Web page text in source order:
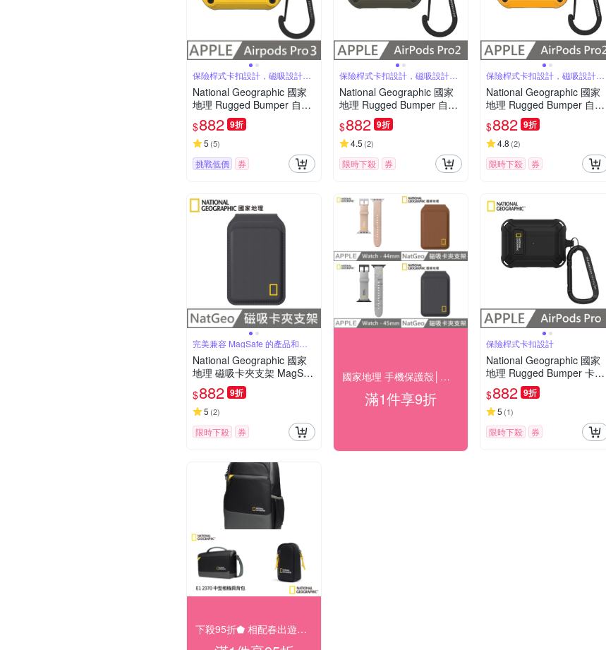
保險桿式卡扣設計，磁吸設計可
自動開蓋
National Geographic 國家
地理 Rugged Bumper 自動
開蓋 耳機保護殼 適用 AirPo
ds Pro 3 - 黃色
$882 9折
5 (5)
挑戰低價 券
保險桿式卡扣設計，磁吸設計可
自動開蓋
National Geographic 國家
地理 Rugged Bumper 自動
開蓋 耳機保護殼 適用 AirPo
ds Pro 2 - 卡其色
$882 9折
4.5 (2)
限時下殺 券
保險桿式卡扣設計，磁吸設計可
自動開蓋
National Geographic 國家
地理 Rugged Bumper 自動
開蓋 耳機保護殼 適用 AirPo
ds Pro 2 - 黃色
$882 9折
4.8 (2)
限時下殺 券
完美兼容 MagSafe 的產品和手
機殼
National Geographic 國家
地理 磁吸卡夾支架 MagSaf
e 磁吸支架 - 灰色
$882 9折
5 (2)
限時下殺 券
國家地理 手機保護殼│磁吸卡夾│防水袋▼9折
滿1件享9折
保險桿式卡扣設計
National Geographic 國家
地理 Rugged Bumper 卡扣
式 耳機保護殼 適用 AirPods
Pro - 黑色
$882 9折
5 (1)
限時下殺 券
下殺95折⬟ 相配春出遊大促